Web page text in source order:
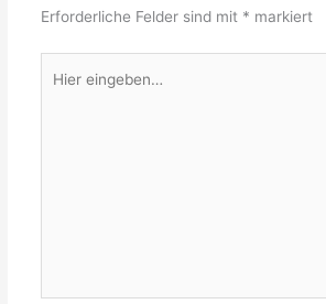
Erforderliche Felder sind mit * markiert
eingeben…